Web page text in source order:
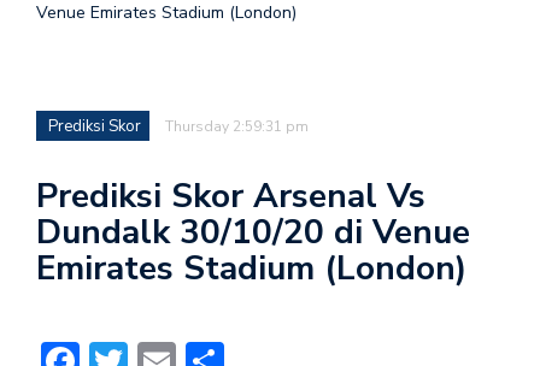
Venue Emirates Stadium (London)
Prediksi Skor Thursday 2:59:31 pm
Prediksi Skor Arsenal Vs
Dundalk 30/10/20 di Venue
Emirates Stadium (London)